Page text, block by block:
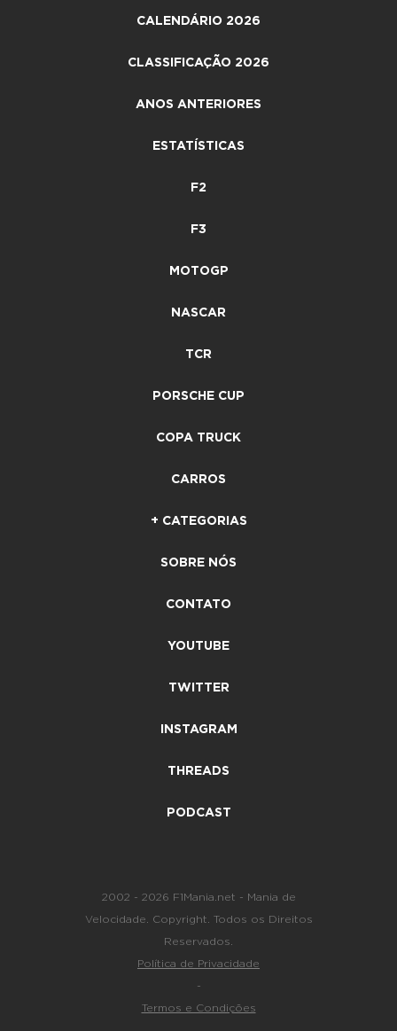
CALENDÁRIO 2026
CLASSIFICAÇÃO 2026
ANOS ANTERIORES
ESTATÍSTICAS
F2
F3
MOTOGP
NASCAR
TCR
PORSCHE CUP
COPA TRUCK
CARROS
+ CATEGORIAS
SOBRE NÓS
CONTATO
YOUTUBE
TWITTER
INSTAGRAM
THREADS
PODCAST
2002 - 2026 F1Mania.net - Mania de
Velocidade. Copyright. Todos os Direitos
Reservados.
Política de Privacidade
-
Termos e Condições